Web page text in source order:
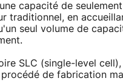
capacité de
traditionnel, en
seul volume de
SLC (single-level
de fabrication